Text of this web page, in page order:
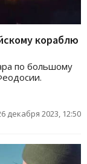
кораблю
по большому
декабря 2023, 12:50